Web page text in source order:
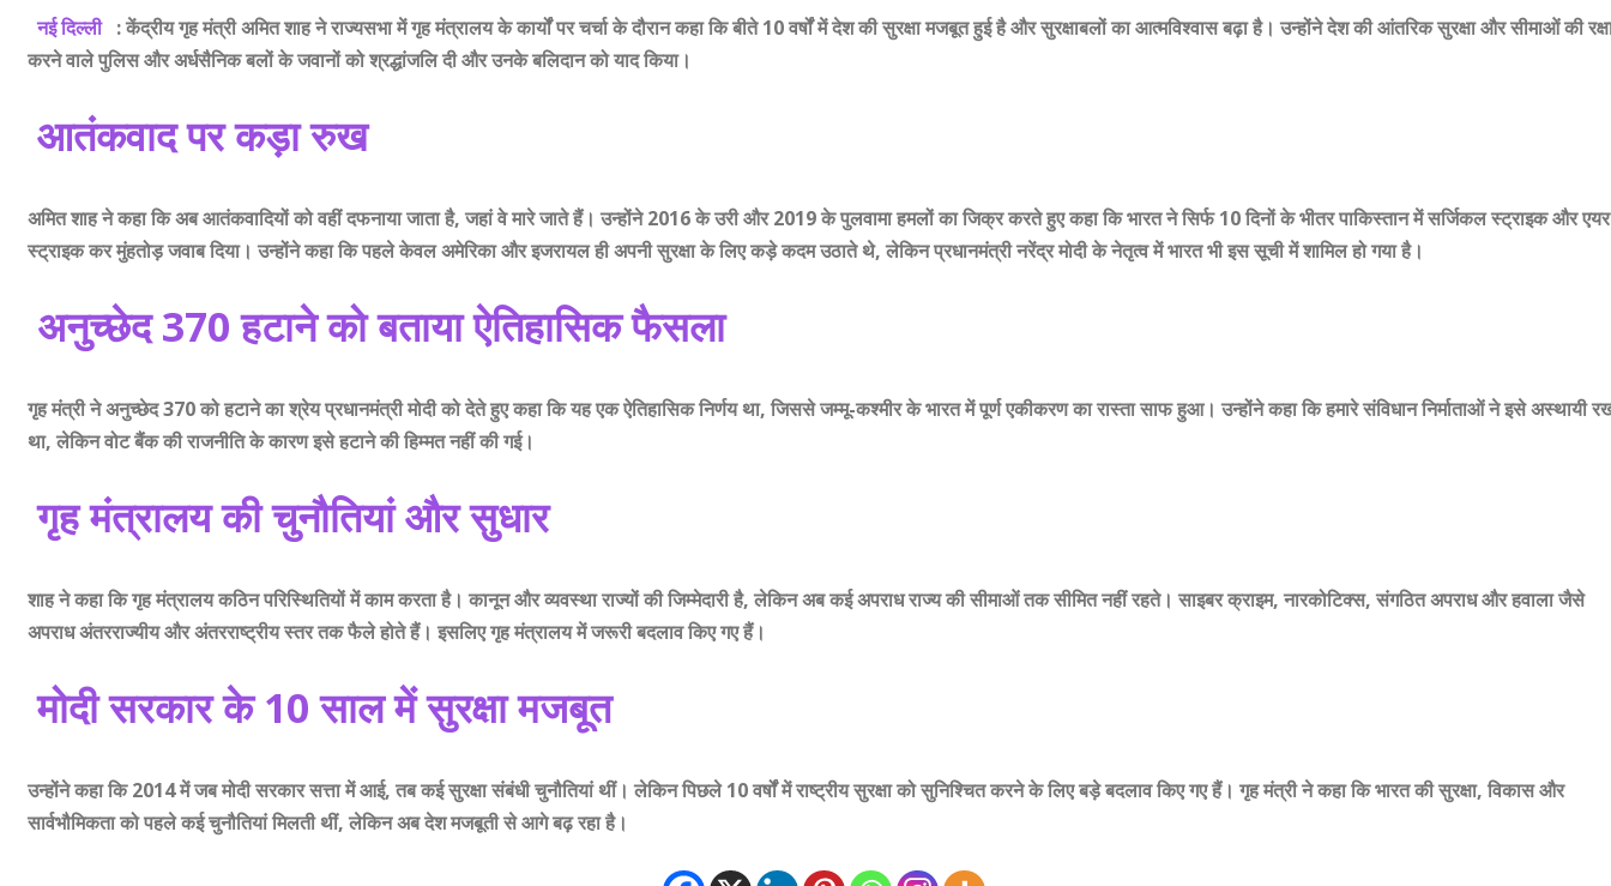
नई दिल्ली : केंद्रीय गृह मंत्री अमित शाह ने राज्यसभा में गृह मंत्रालय के कार्यों पर चर्चा के दौरान कहा कि बीते 10 वर्षों में देश की सुरक्षा मजबूत हुई है और सुरक्षाबलों का आत्मविश्वास बढ़ा है। उन्होंने देश की आंतरिक सुरक्षा और सीमाओं की
करने वाले पुलिस और अर्धसैनिक बलों के जवानों को श्रद्धांजलि दी और उनके बलिदान को याद किया।
आतंकवाद पर कड़ा रुख
अमित शाह ने कहा कि अब आतंकवादियों को वहीं दफनाया जाता है, जहां वे मारे जाते हैं। उन्होंने 2016 के उरी और 2019 के पुलवामा हमलों का जिक्र करते हुए कहा कि भारत ने सिर्फ 10 दिनों के भीतर पाकिस्तान में सर्जिकल स्ट्राइक और एयर
स्ट्राइक कर मुंहतोड़ जवाब दिया। उन्होंने कहा कि पहले केवल अमेरिका और इजरायल ही अपनी सुरक्षा के लिए कड़े कदम उठाते थे, लेकिन प्रधानमंत्री नरेंद्र मोदी के नेतृत्व में भारत भी इस सूची में शामिल हो गया है।
अनुच्छेद 370 हटाने को बताया ऐतिहासिक फैसला
गृह मंत्री ने अनुच्छेद 370 को हटाने का श्रेय प्रधानमंत्री मोदी को देते हुए कहा कि यह एक ऐतिहासिक निर्णय था, जिससे जम्मू-कश्मीर के भारत में पूर्ण एकीकरण का रास्ता साफ हुआ। उन्होंने कहा कि हमारे संविधान निर्माताओं ने इसे अस्थायी
था, लेकिन वोट बैंक की राजनीति के कारण इसे हटाने की हिम्मत नहीं की गई।
गृह मंत्रालय की चुनौतियां और सुधार
शाह ने कहा कि गृह मंत्रालय कठिन परिस्थितियों में काम करता है। कानून और व्यवस्था राज्यों की जिम्मेदारी है, लेकिन अब कई अपराध राज्य की सीमाओं तक सीमित नहीं रहते। साइबर क्राइम, नारकोटिक्स, संगठित अपराध और हवाला जैसे
अपराध अंतरराज्यीय और अंतरराष्ट्रीय स्तर तक फैले होते हैं। इसलिए गृह मंत्रालय में जरूरी बदलाव किए गए हैं।
मोदी सरकार के 10 साल में सुरक्षा मजबूत
उन्होंने कहा कि 2014 में जब मोदी सरकार सत्ता में आई, तब कई सुरक्षा संबंधी चुनौतियां थीं। लेकिन पिछले 10 वर्षों में राष्ट्रीय सुरक्षा को सुनिश्चित करने के लिए बड़े बदलाव किए गए हैं। गृह मंत्री ने कहा कि भारत की सुरक्षा, विकास और
सार्वभौमिकता को पहले कई चुनौतियां मिलती थीं, लेकिन अब देश मजबूती से आगे बढ़ रहा है।